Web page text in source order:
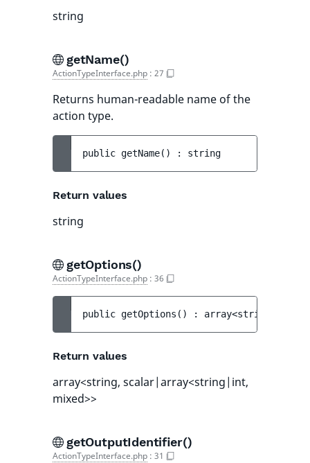
string
getName()
ActionTypeInterface.php : 27
Returns human-readable name of the
action type.
public getName( ) : string
Return values
string
getOptions()
ActionTypeInterface.php : 36
public getOptions ( ) : array<string,
Return values
array<string, scalar|array<string|int,
mixed>>
getOutputIdentifier()
ActionTypeInterface.php : 31